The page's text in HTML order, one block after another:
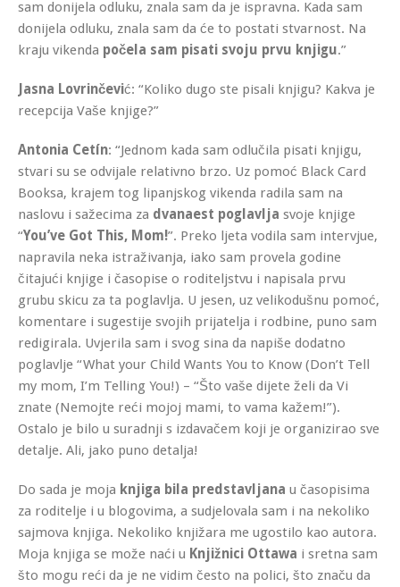
sam donijela odluku, znala sam da je ispravna. Kada sam
donijela odluku, znala sam da će to postati stvarnost. Na
kraju vikenda počela sam pisati svoju prvu knjigu.”
Jasna Lovrinčević: “Koliko dugo ste pisali knjigu? Kakva je
recepcija Vaše knjige?”
Antonia Cetín: “Jednom kada sam odlučila pisati knjigu,
stvari su se odvijale relativno brzo. Uz pomoć Black Card
Booksa, krajem tog lipanjskog vikenda radila sam na
naslovu i sažecima za dvanaest poglavlja svoje knjige
“You’ve Got This, Mom!”. Preko ljeta vodila sam intervjue,
napravila neka istraživanja, iako sam provela godine
čitajući knjige i časopise o roditeljstvu i napisala prvu
grubu skicu za ta poglavlja. U jesen, uz velikodušnu pomoć,
komentare i sugestije svojih prijatelja i rodbine, puno sam
redigirala. Uvjerila sam i svog sina da napiše dodatno
poglavlje “What your Child Wants You to Know (Don’t Tell
my mom, I’m Telling You!) – “Što vaše dijete želi da Vi
znate (Nemojte reći mojoj mami, to vama kažem!”).
Ostalo je bilo u suradnji s izdavačem koji je organizirao sve
detalje. Ali, jako puno detalja!
Do sada je moja knjiga bila predstavljana u časopisima
za roditelje i u blogovima, a sudjelovala sam i na nekoliko
sajmova knjiga. Nekoliko knjižara me ugostilo kao autora.
Moja knjiga se može naći u Knjižnici Ottawa i sretna sam
što mogu reći da je ne vidim često na polici, što značu da